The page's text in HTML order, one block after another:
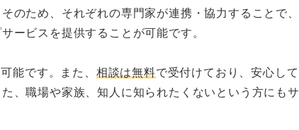
のため、それぞれの専門家が連携・協力することで、
ービスを提供することが可能です。
能です。また、 相談は無料で受付けており、安心して
、職場や家族、知人に知られたくないという方にもサ